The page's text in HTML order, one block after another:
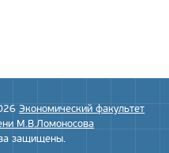
Экономический факультет
М.В.Ломоносова
защищены.